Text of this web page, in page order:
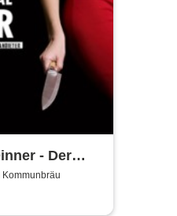
- Der
Juana